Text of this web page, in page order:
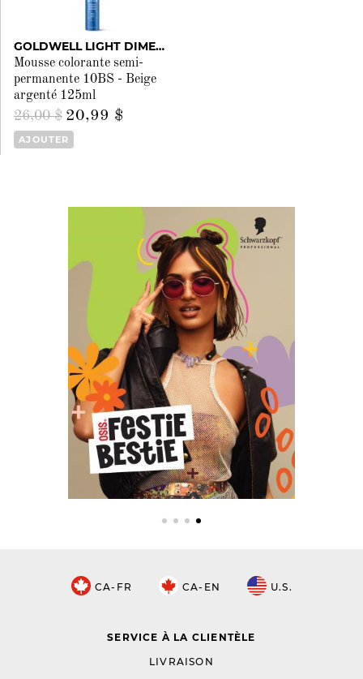
GOLDWELL LIGHT DIMENSIONS
Mousse colorante semi-
permanente 10BS - Beige
argenté 125ml
26,00 $ 20,99 $
AJOUTER
CA-FR CA-EN U.S.
SERVICE À LA CLIENTÈLE
LIVRAISON